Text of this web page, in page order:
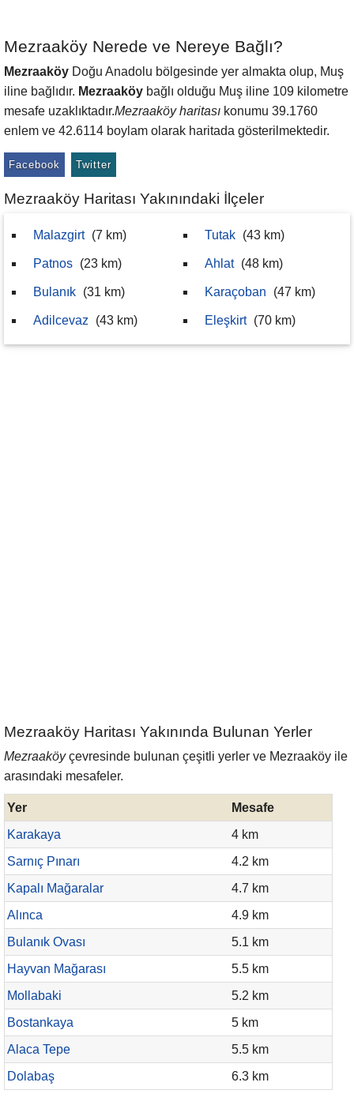
Mezraaköy Nerede ve Nereye Bağlı?
Mezraaköy Doğu Anadolu bölgesinde yer almakta olup, Muş
iline bağlıdır. Mezraaköy bağlı olduğu Muş iline 109 kilometre
mesafe uzaklıktadır.Mezraaköy haritası konumu 39.1760
enlem ve 42.6114 boylam olarak haritada gösterilmektedir.
Facebook Twitter
Mezraaköy Haritası Yakınındaki İlçeler
Malazgirt (7 km)
Patnos (23 km)
Bulanık (31 km)
Adilcevaz (43 km)
Tutak (43 km)
Ahlat (48 km)
Karaçoban (47 km)
Eleşkirt (70 km)
Mezraaköy Haritası Yakınında Bulunan Yerler
Mezraaköyçevresinde bulunan çeşitli yerler ve Mezraaköy ile
arasındaki mesafeler.
Yer
Mesafe
Karakaya
4 km
Sarnıç Pınarı
4.2 km
Kapalı Mağaralar
4.7 km
Alınca
4.9 km
Bulanık Ovası
5.1 km
Hayvan Mağarası
5.5 km
Mollabaki
5.2 km
Bostankaya
5 km
Alaca Tepe
5.5 km
Dolabaş
6.3 km